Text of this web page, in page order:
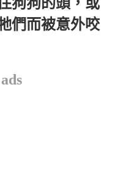
狗狗的頭，或
們而被意外咬